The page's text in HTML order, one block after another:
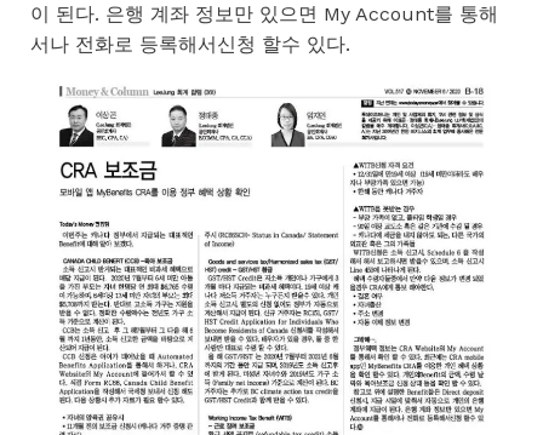
이 된다. 은행 계좌 정보만 있으면 My Account를 통해
서나 전화로 등록해서신청 할수 있다.